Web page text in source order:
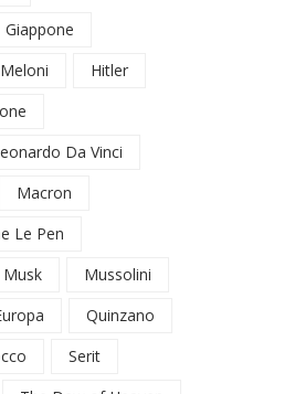
Giappone
Hitler
Da Vinci
Macron
Le Pen
Musk
Mussolini
Quinzano
Serit